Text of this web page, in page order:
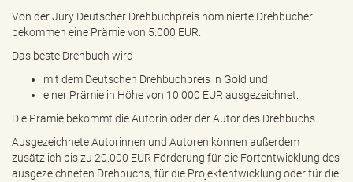
Von der Jury Deutscher Drehbuchpreis nominierte Drehbücher
bekommen eine Prämie von 5.000 EUR.
Das beste Drehbuch wird
mit dem Deutschen Drehbuchpreis in Gold und
einer Prämie in Höhe von 10.000 EUR ausgezeichnet.
Die Prämie bekommt die Autorin oder der Autor des Drehbuchs.
Ausgezeichnete Autorinnen und Autoren können außerdem
zusätzlich bis zu 20.000 EUR Förderung für die Fortentwicklung des
ausgezeichneten Drehbuchs, für die Projektentwicklung oder für die